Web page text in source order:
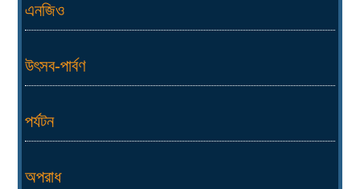
এনজিও
উৎসব-পার্বণ
পর্যটন
অপরাধ